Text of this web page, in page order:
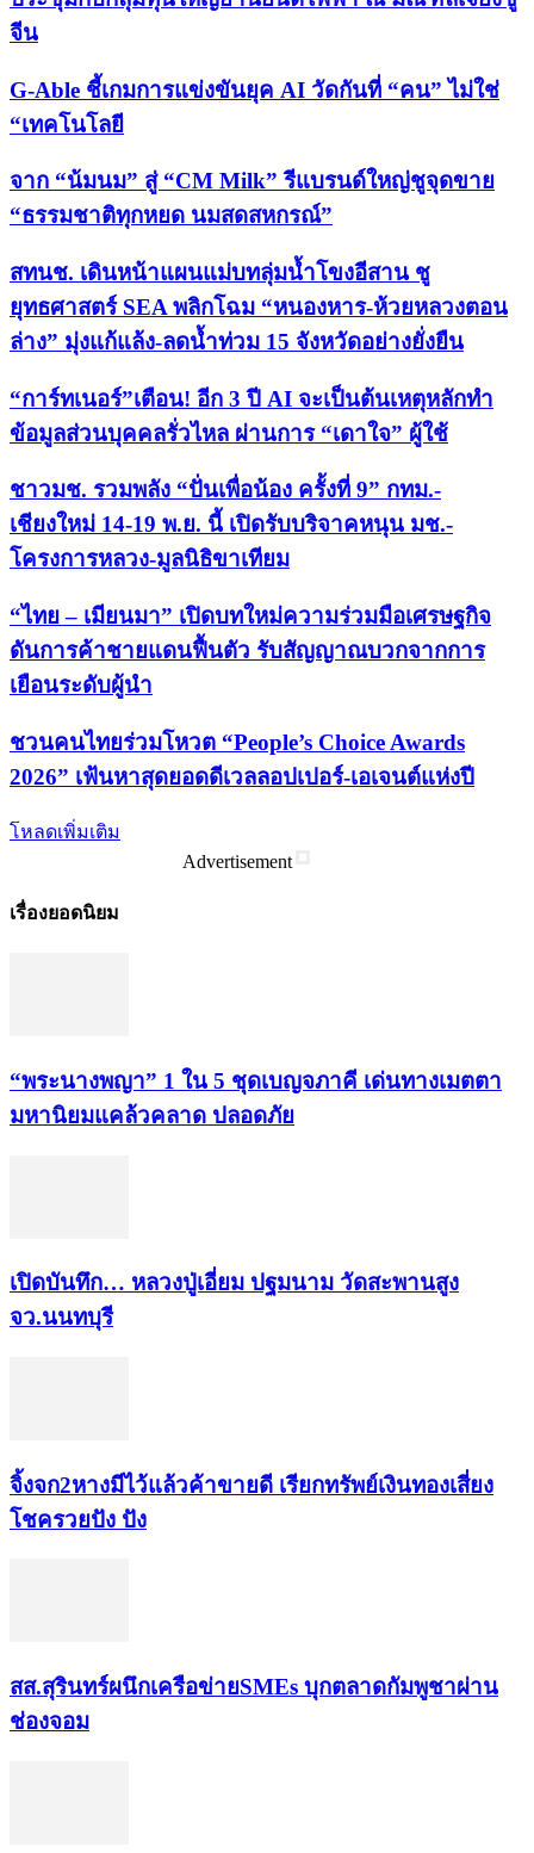
จีน
G-Able ชี้เกมการแข่งขันยุค AI วัดกันที่ “คน” ไม่ใช่
“เทคโนโลยี
จาก “น้มนม” สู่ “CM Milk” รีแบรนด์ใหญ่ชูจุดขาย
“ธรรมชาติทุกหยด นมสดสหกรณ์”
สทนช. เดินหน้าแผนแม่บทลุ่มน้ำโขงอีสาน ชู
ยุทธศาสตร์ SEA พลิกโฉม “หนองหาร-ห้วยหลวงตอน
ล่าง” มุ่งแก้แล้ง-ลดน้ำท่วม 15 จังหวัดอย่างยั่งยืน
“การ์ทเนอร์”เตือน! อีก 3 ปี AI จะเป็นต้นเหตุหลักทำ
ข้อมูลส่วนบุคคลรั่วไหล ผ่านการ “เดาใจ” ผู้ใช้
ชาวมช. รวมพลัง “ปั่นเพื่อน้อง ครั้งที่ 9” กทม.-
เชียงใหม่ 14-19 พ.ย. นี้ เปิดรับบริจาคหนุน มช.-
โครงการหลวง-มูลนิธิขาเทียม
“ไทย – เมียนมา” เปิดบทใหม่ความร่วมมือเศรษฐกิจ
ดันการค้าชายแดนฟื้นตัว รับสัญญาณบวกจากการ
เยือนระดับผู้นำ
ชวนคนไทยร่วมโหวต “People’s Choice Awards
2026” เฟ้นหาสุดยอดดีเวลลอปเปอร์-เอเจนต์แห่งปี
โหลดเพิ่มเติม
Advertisement
เรื่องยอดนิยม
“พระ​นาง​พญา” 1 ใน 5​ ชุดเบญจ​ภาคี​ เด่นทางเมตตา​
มหา​นิยม​แคล้วคลาด​ ปลอดภัย​
เปิดบันทึก… หลวงปู่เอี่ยม ​ปฐม​นาม​ วัดสะพานสูง​
จว.นนทบุรี
จิ้งจก​2​หาง​มีไว้แล้ว​ค้าขาย​ดี​ เรียก​ทรัพย์เงินทอง​เสี่ยง
โชค​รวยปัง​ ปัง​
สส.สุรินทร์ผนึกเครือข่ายSMEs บุกตลาดกัมพูชาผ่าน
ช่องจอม